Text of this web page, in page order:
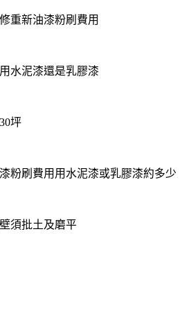
重新油漆粉刷費用
水泥漆還是乳膠漆
坪
粉刷費用用水泥漆或乳膠漆約多少
須批土及磨平